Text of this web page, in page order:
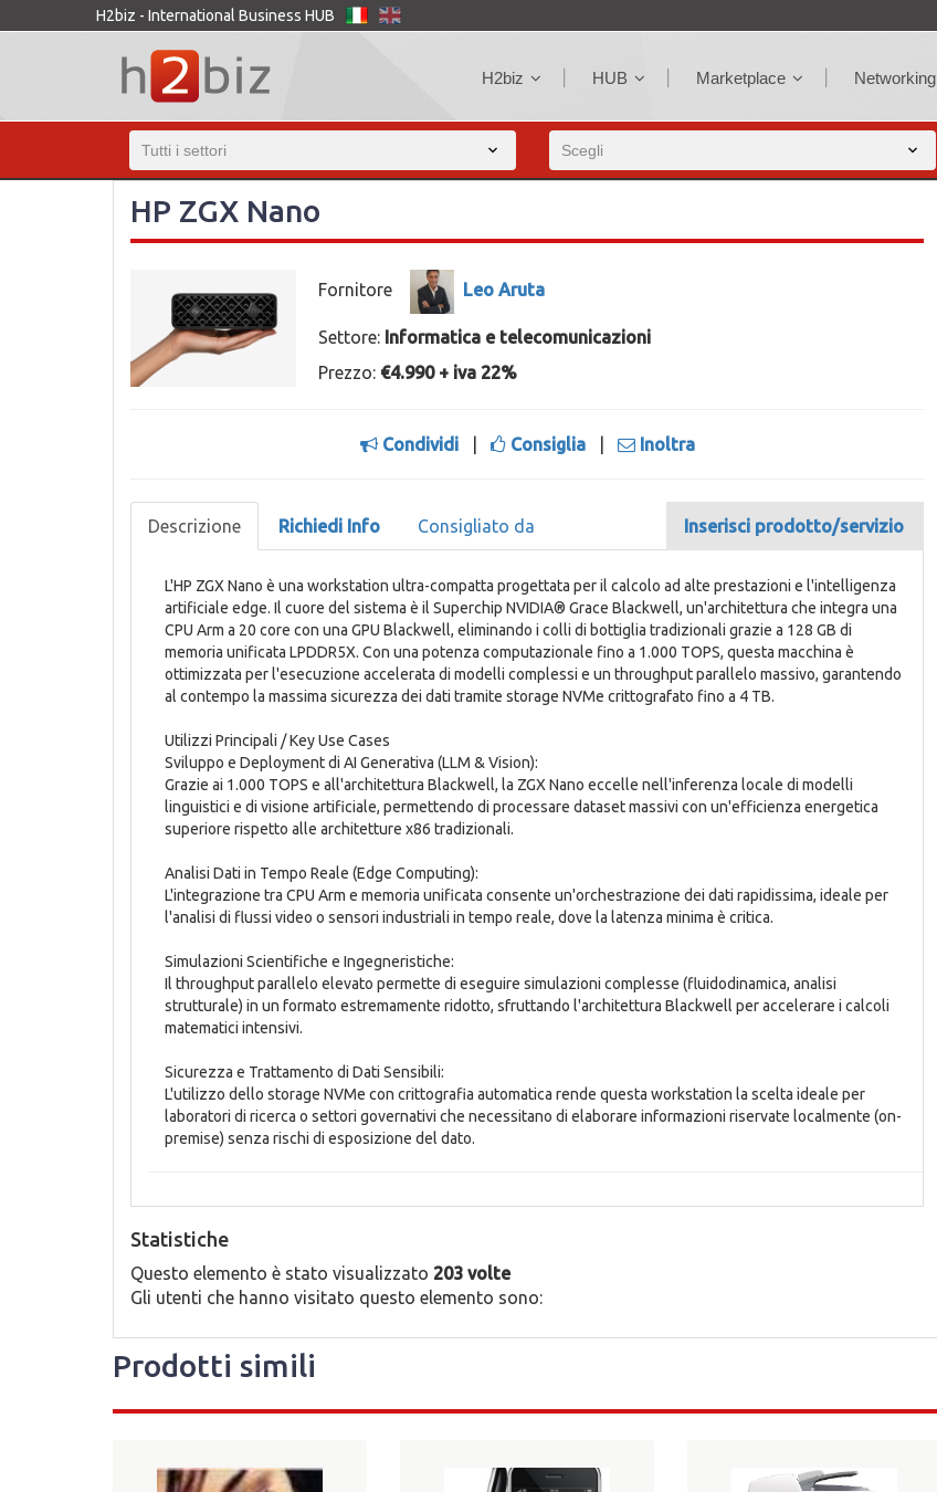
H2biz - International Business HUB
H2biz HUB Marketplace Networking
HP ZGX Nano
Fornitore Leo Aruta
Settore: Informatica e telecomunicazioni
Prezzo: €4.990 + iva 22%
Condividi| Consiglia Inoltra
Descrizione Richiedi Info Consigliato da Inserisci prodotto/servizio
L'HP ZGX Nano è una workstation ultra-compatta progettata per il calcolo ad alte prestazioni e l'intelligenza
artificiale edge. Il cuore del sistema è il Superchip NVIDIA® Grace Blackwell, un'architettura che integra una
CPU Arm a 20 core con una GPU Blackwell, eliminando i colli di bottiglia tradizionali grazie a 128 GB di
memoria unificata LPDDR5X. Con una potenza computazionale fino a 1.000 TOPS, questa macchina è
ottimizzata per l'esecuzione accelerata di modelli complessi e un throughput parallelo massivo, garantendo
al contempo la massima sicurezza dei dati tramite storage NVMe crittografato fino a 4 TB.
Utilizzi Principali / Key Use Cases
Sviluppo e Deployment di AI Generativa (LLM & Vision):
Grazie ai 1.000 TOPS e all'architettura Blackwell, la ZGX Nano eccelle nell'inferenza locale di modelli
linguistici e di visione artificiale, permettendo di processare dataset massivi con un'efficienza energetica
superiore rispetto alle architetture x86 tradizionali.
Analisi Dati in Tempo Reale (Edge Computing):
L'integrazione tra CPU Arm e memoria unificata consente un'orchestrazione dei dati rapidissima, ideale per
l'analisi di flussi video o sensori industriali in tempo reale, dove la latenza minima è critica.
Simulazioni Scientifiche e Ingegneristiche:
Il throughput parallelo elevato permette di eseguire simulazioni complesse (fluidodinamica, analisi
strutturale) in un formato estremamente ridotto, sfruttando l'architettura Blackwell per accelerare i calcoli
matematici intensivi.
Sicurezza e Trattamento di Dati Sensibili:
L'utilizzo dello storage NVMe con crittografia automatica rende questa workstation la scelta ideale per
laboratori di ricerca o settori governativi che necessitano di elaborare informazioni riservate localmente (on-
premise) senza rischi di esposizione del dato.
Statistiche
Questo elemento è stato visualizzato 203 volte
Gli utenti che hanno visitato questo elemento sono:
Prodotti simili